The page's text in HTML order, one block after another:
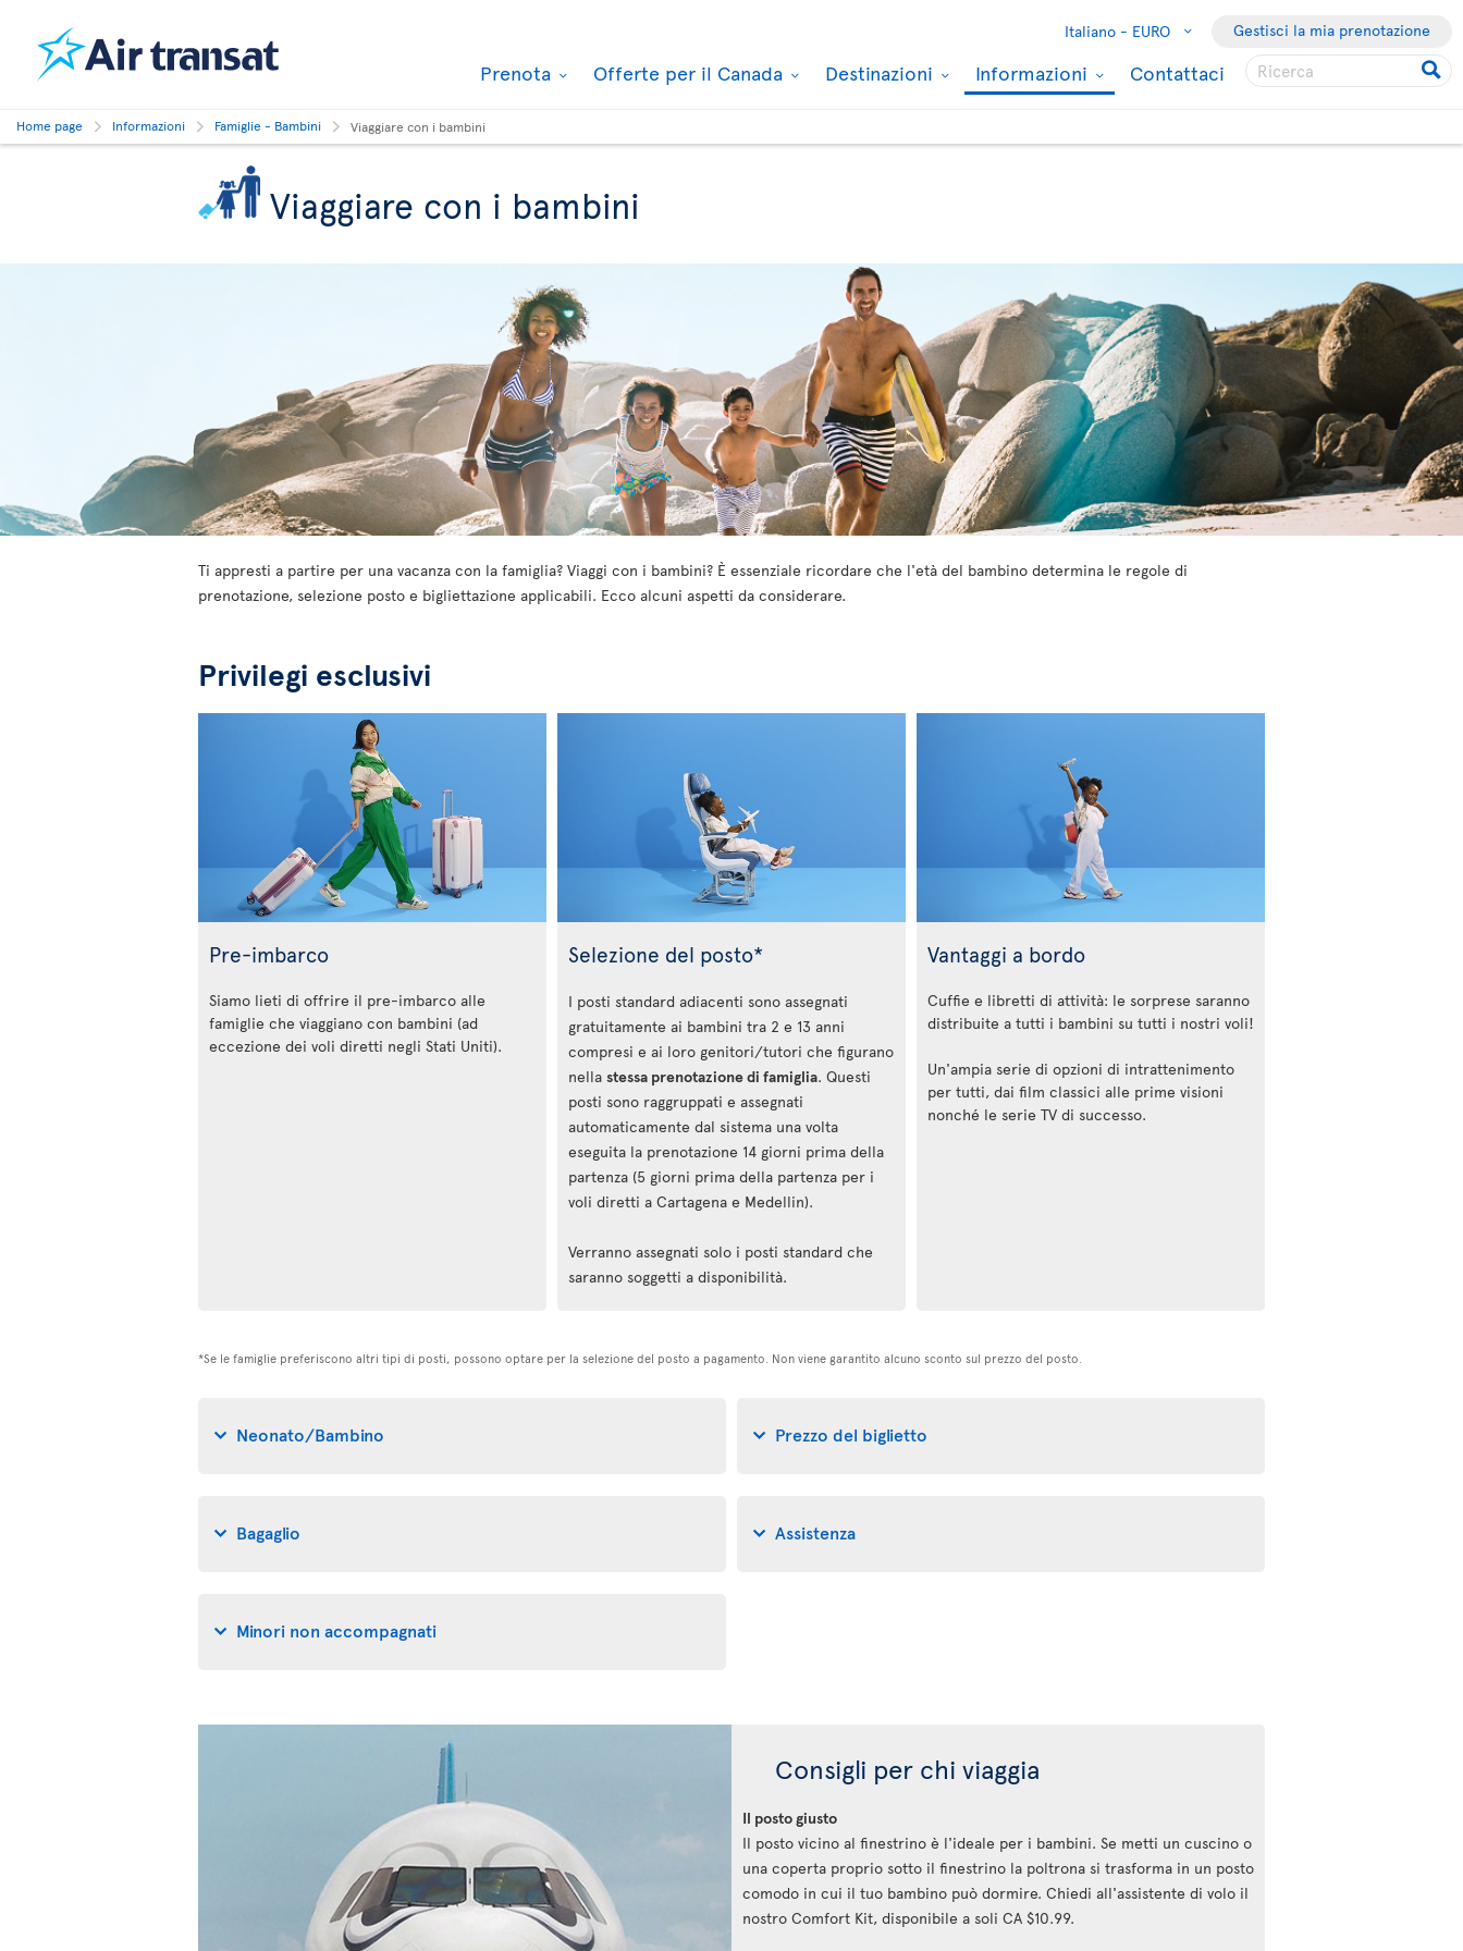
Italiano - EURO Gestisci la mia prenotazione
Prenota Offerte per il Canada Destinazioni Informazioni Contattaci
Home page Informazioni Famiglie - Bambini Viaggiare con i bambini
Viaggiare con i bambini
Ti appresti a partire per una vacanza con la famiglia? Viaggi con i bambini? È essenziale ricordare che l'età del bambino determina le regole di
prenotazione, selezione posto e bigliettazione applicabili. Ecco alcuni aspetti da considerare.
Privilegi esclusivi
Pre-imbarco
Siamo lieti di offrire il pre-imbarco alle
famiglie che viaggiano con bambini (ad
eccezione dei voli diretti negli Stati Uniti).
Selezione del posto*
I posti standard adiacenti sono assegnati
gratuitamente ai bambini tra 2 e 13 anni
compresi e ai loro genitori/tutori che figurano
nella stessa prenotazione di famiglia. Questi
posti sono raggruppati e assegnati
automaticamente dal sistema una volta
eseguita la prenotazione 14 giorni prima della
partenza (5 giorni prima della partenza per i
voli diretti a Cartagena e Medellin).
Verranno assegnati solo i posti standard che
saranno soggetti a disponibilità.
Vantaggi a bordo
Cuffie e libretti di attività: le sorprese saranno
distribuite a tutti i bambini su tutti i nostri voli!
Un'ampia serie di opzioni di intrattenimento
per tutti, dai film classici alle prime visioni
nonché le serie TV di successo.
*Se le famiglie preferiscono altri tipi di posti, possono optare per la selezione del posto a pagamento. Non viene garantito alcuno sconto sul prezzo del posto.
Neonato/Bambino Prezzo del biglietto
Bagaglio Assistenza
Minori non accompagnati
Consigli per chi viaggia
Il posto giusto
Il posto vicino al finestrino è l'ideale per i bambini. Se metti un cuscino o
una coperta proprio sotto il finestrino la poltrona si trasforma in un posto
comodo in cui il tuo bambino può dormire. Chiedi all'assistente di volo il
nostro Comfort Kit, disponibile a soli CA $10.99.